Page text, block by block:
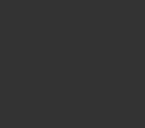
コート